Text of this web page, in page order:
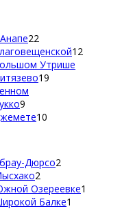
22
12
Утрише
19
9
10
Дюрсо2
2
Озереевке1
Балке1